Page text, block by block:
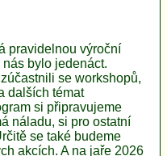
pravidelnou výroční
bylo jedenáct.
se workshopů,
dalších témat
si připravujeme
náladu, si pro ostatní
se také budeme
akcích. A na jaře 2026